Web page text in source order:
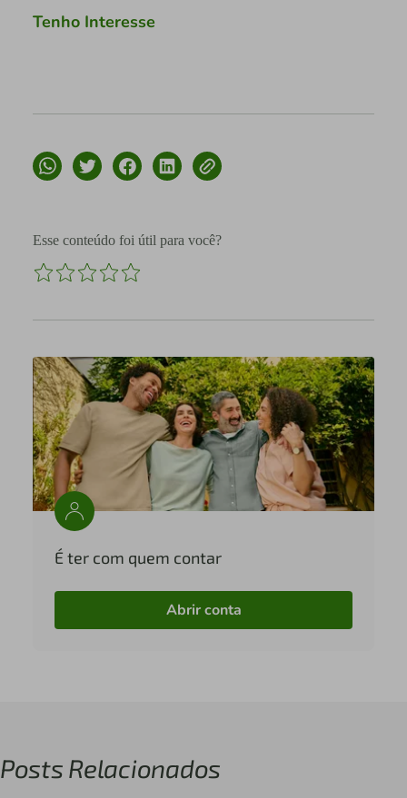
Tenho Interesse
Esse conteúdo foi útil para você?
É ter com quem contar
Abrir conta
Posts Relacionados